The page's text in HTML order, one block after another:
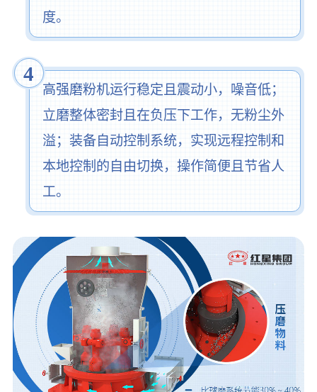
度。
4
高强磨粉机运行稳定且震动小，噪音低；
立磨整体密封且在负压下工作，无粉尘外
溢；装备自动控制系统，实现远程控制和
本地控制的自由切换，操作简便且节省人
工。